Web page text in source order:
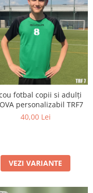
fotbal copii si adulți
personalizabil TRF7
40,00 Lei
VEZI VARIANTE